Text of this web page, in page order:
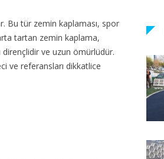
Bu tür zemin kaplaması, spor
tartan zemin kaplama,
ve uzun ömürlüdür.
ve referansları dikkatlice